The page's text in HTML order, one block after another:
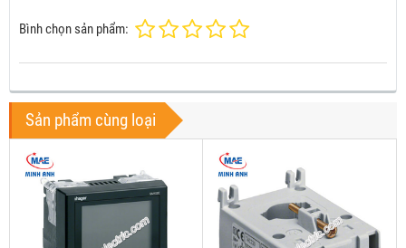
Bình chọn sản phẩm:
Sản phẩm cùng loại